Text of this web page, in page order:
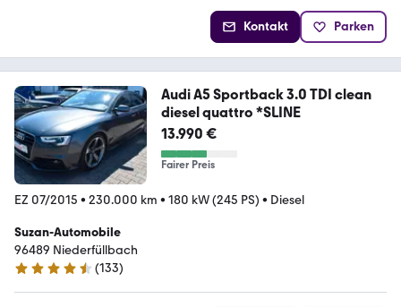
Kontakt Parken
Audi A5 Sportback 3.0 TDI clean
diesel quattro *SLINE
13.990 €
Fairer Preis
EZ 07/2015 • 230.000 km • 180 kW (245 PS) • Diesel
Suzan-Automobile
96489 Niederfüllbach
4.3 Sterne
(133)